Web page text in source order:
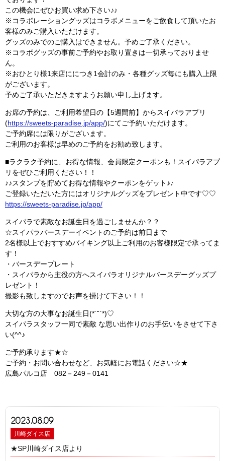
2023.08.09
川崎ダイス店
★SP川崎ダイス店より
この機会にぜひお買い求め下さい♪♪
※コラボレーショングッズはコラボメニューをご飲食して頂いたお
客様のみご購入いただけます。
グッズのみでのご購入はできません。予めご了承ください。
※コラボグッズの事前ご予約やお取り置きは一切承っておりませ
ん。
※おひとり様1来店ににつき1会計のみ・各種グッズ毎にも購入上限
がございます。
予めご了承いただきますようお願い申し上げます。
お席の予約は、ご利用希望日の【5週間前】からスイパラアプリ
(https://sweets-paradise.jp/app/)にてご予約いただけます。
ご予約席には限りがございます。
ご利用のお客様は早めのご予約をお勧め致します。
■ラクラク予約に、お得な情報、会員限定クーポンも！スイパラアプ
リをぜひご利用ください！！
♪♪スタンプを貯めてお得な情報やクーポンをゲット♪♪
ご登録いただいた方にはオリジナルグッズをプレゼント中です♡♡
https://sweets-paradise.jp/app/
スイパラで素敵なお誕生日を過ごしませんか？？
☆スイパラバースデーイベントのご予約は前日まで
2名様以上でおすすめバイキング以上ご利用のお客様限定で承ってま
す！
・バースデープレート
・スイパラから主役の方へスイパラオリジナルバースデーグッズプ
レゼント！
撮影も致しますのでお声を掛けて下さい！！
大切な方の大事なお誕生日(*´˘`*)♡
スイパラスタッフ一同で素敵 な思い出作りのお手伝いをさせて下さ
い(^^♪
ご予約承ります★☆
ご予約・お問い合わせなど、お気軽にお電話ください☆★
広島パルコ店 082－249－0141